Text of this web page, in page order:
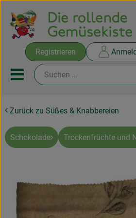
Registrieren
Mobiles Menu
Ökokisten
Rezepte
NEUES & ANGEBOTE
Zurück zu Süßes & Knabbereien
Schokolade Trockenfrüchte und